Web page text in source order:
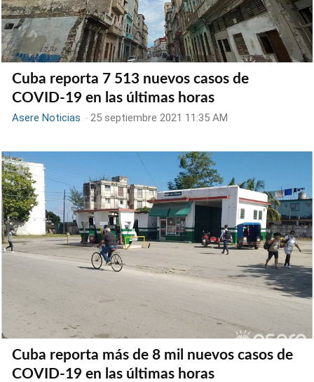
Cuba reporta 7 513 nuevos casos de
COVID-19 en las últimas horas
Asere Noticias -25 septiembre 2021 11:35 AM
Cuba reporta más de 8 mil nuevos casos de
COVID-19 en las últimas horas